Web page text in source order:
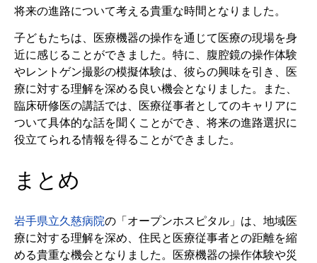
将来の進路について考える貴重な時間となりました。
子どもたちは、医療機器の操作を通じて医療の現場を身
近に感じることができました。特に、腹腔鏡の操作体験
やレントゲン撮影の模擬体験は、彼らの興味を引き、医
療に対する理解を深める良い機会となりました。また、
臨床研修医の講話では、医療従事者としてのキャリアに
ついて具体的な話を聞くことができ、将来の進路選択に
役立てられる情報を得ることができました。
まとめ
岩手県立久慈病院の「オープンホスピタル」は、地域医
療に対する理解を深め、住民と医療従事者との距離を縮
める貴重な機会となりました。医療機器の操作体験や災